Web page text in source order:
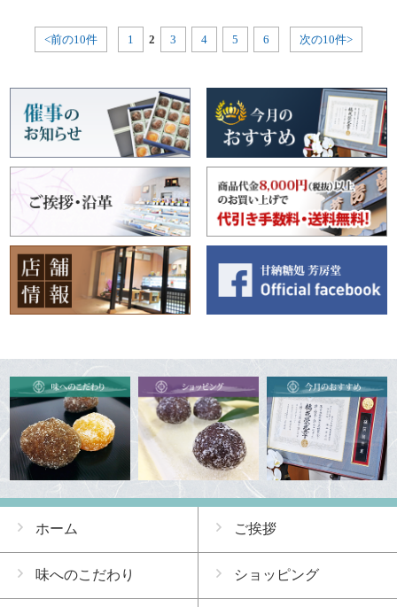
<前の10件 1 2 3 4 5 6 次の10件>
ホーム ご挨拶
味へのこだわり ショッピング